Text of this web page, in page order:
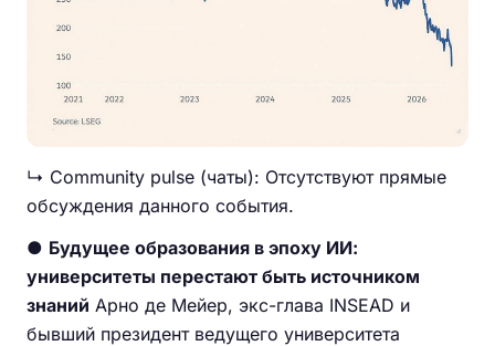
↳ Community pulse (чаты): Отсутствуют прямые
обсуждения данного события.
● Будущее образования в эпоху ИИ:
университеты перестают быть источником
знаний Арно де Мейер, экс-глава INSEAD и
бывший президент ведущего университета